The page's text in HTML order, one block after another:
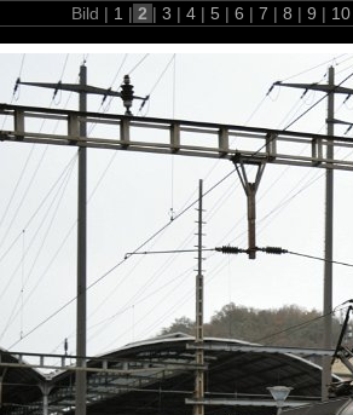
Bild | 1 | 2 | 3 | 4 | 5 | 6 | 7 | 8 | 9 |